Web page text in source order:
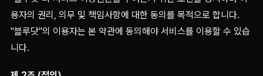
용자의 권리, 의무 및 책임사항에 대한 동의를 목적으로 합니다.
"블루닷"의 이용자는 본 약관에 동의해야 서비스를 이용할 수 있습
니다.